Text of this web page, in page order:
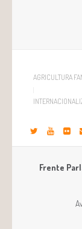
AGRICULTURA
Frente